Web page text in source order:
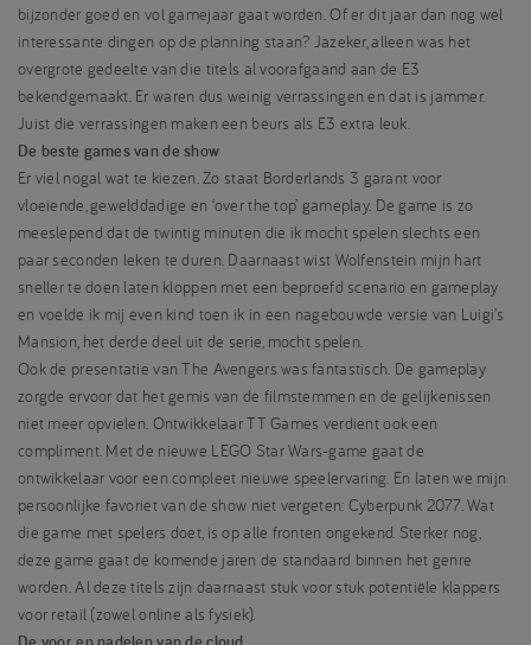
bijzonder goed en vol gamejaar gaat worden. Of er dit jaar dan nog wel
interessante dingen op de planning staan? Jazeker, alleen was het
overgrote gedeelte van die titels al voorafgaand aan de E3
bekendgemaakt. Er waren dus weinig verrassingen en dat is jammer.
Juist die verrassingen maken een beurs als E3 extra leuk.
De beste games van de show
Er viel nogal wat te kiezen. Zo staat Borderlands 3 garant voor
vloeiende, gewelddadige en ‘over the top’ gameplay. De game is zo
meeslepend dat de twintig minuten die ik mocht spelen slechts een
paar seconden leken te duren. Daarnaast wist Wolfenstein mijn hart
sneller te doen laten kloppen met een beproefd scenario en gameplay
en voelde ik mij even kind toen ik in een nagebouwde versie van Luigi’s
Mansion, het derde deel uit de serie, mocht spelen.
Ook de presentatie van The Avengers was fantastisch. De gameplay
zorgde ervoor dat het gemis van de filmstemmen en de gelijkenissen
niet meer opvielen. Ontwikkelaar TT Games verdient ook een
compliment. Met de nieuwe LEGO Star Wars-game gaat de
ontwikkelaar voor een compleet nieuwe speelervaring. En laten we mijn
persoonlijke favoriet van de show niet vergeten: Cyberpunk 2077. Wat
die game met spelers doet, is op alle fronten ongekend. Sterker nog,
deze game gaat de komende jaren de standaard binnen het genre
worden. Al deze titels zijn daarnaast stuk voor stuk potentiële klappers
voor retail (zowel online als fysiek).